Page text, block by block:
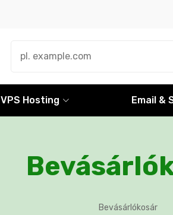
VPS Hosting Email &
Bevásárlókosár